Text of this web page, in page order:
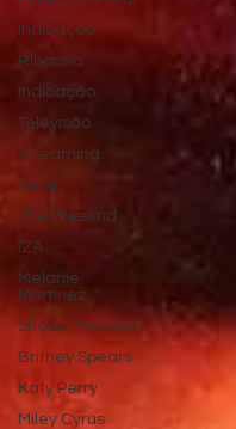
Indicação
Rihanna
Indicação
Televisão
Streaming
Série
The Weeknd
IZA
Melanie
Martinez
Shawn Mendes
Britney Spears
Katy Perry
Miley Cyrus